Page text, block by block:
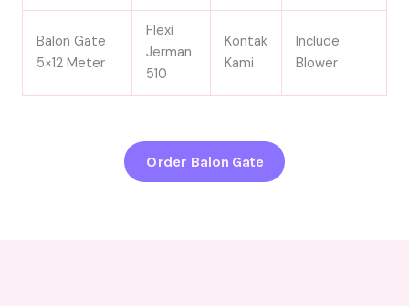
Balon Gate
5×12 Meter
Flexi
Jerman
510
Kontak
Kami
Include
Blower
Order Balon Gate